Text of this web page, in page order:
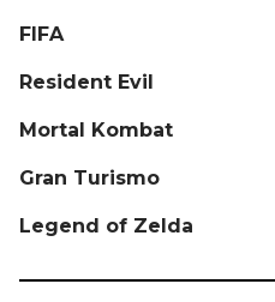
FIFA
Resident Evil
Mortal Kombat
Gran Turismo
Legend of Zelda